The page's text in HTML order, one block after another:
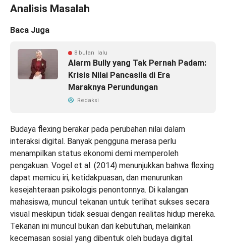
Analisis Masalah
Baca Juga
8 bulan lalu
Alarm Bully yang Tak Pernah Padam:
Krisis Nilai Pancasila di Era
Maraknya Perundungan
Redaksi
Budaya flexing berakar pada perubahan nilai dalam
interaksi digital. Banyak pengguna merasa perlu
menampilkan status ekonomi demi memperoleh
pengakuan. Vogel et al. (2014) menunjukkan bahwa flexing
dapat memicu iri, ketidakpuasan, dan menurunkan
kesejahteraan psikologis penontonnya. Di kalangan
mahasiswa, muncul tekanan untuk terlihat sukses secara
visual meskipun tidak sesuai dengan realitas hidup mereka.
Tekanan ini muncul bukan dari kebutuhan, melainkan
kecemasan sosial yang dibentuk oleh budaya digital.